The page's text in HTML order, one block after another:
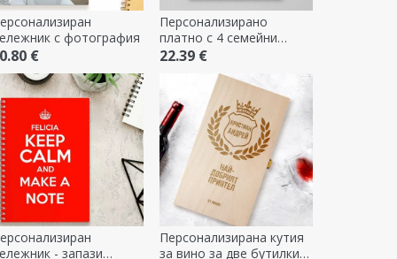
с фотография
€
Персонализирано
платно с 4 семейни
снимки
22.39 €
- запази
Персонализирана кутия
за вино за две бутилки -